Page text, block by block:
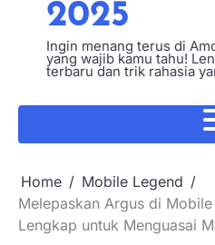
2025
Ingin menang terus di
yang wajib kamu tahu!
terbaru dan trik rahasia
Home
Mobile Legend
Melepaskan Argus di
Lengkap untuk Menguasai